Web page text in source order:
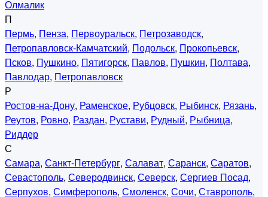
Олмалик
П
Пермь, Пенза, Первоуральск, Петрозаводск,
Петропавловск-Камчатский, Подольск, Прокопьевск,
Псков, Пушкино, Пятигорск, Павлов, Пушкин, Полтава,
Павлодар, Петропавловск
Р
Ростов-на-Дону, Раменское, Рубцовск, Рыбинск, Рязань,
Реутов, Ровно, Раздан, Рустави, Рудный, Рыбница,
Риддер
С
Самара, Санкт-Петербург, Салават, Саранск, Саратов,
Севастополь, Северодвинск, Северск, Сергиев Посад,
Серпухов, Симферополь, Смоленск, Сочи, Ставрополь,